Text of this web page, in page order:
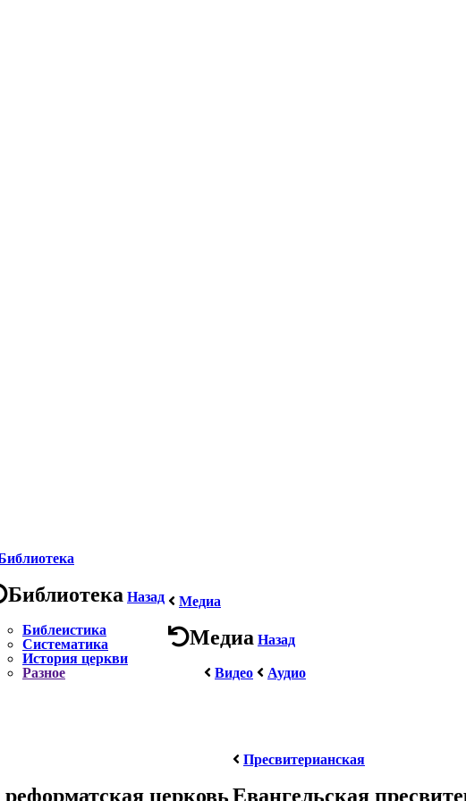
Библиотека Назад
Библеистика
Систематика
История церкви
Разное
Медиа
Медиа Назад
Видео
Аудио
церковь
Пресвитерианская
Евангельская